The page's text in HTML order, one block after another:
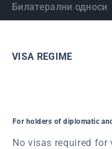
Државе
Билатерални односи
VISA REGIME
For holders of diplomatic
No visas required